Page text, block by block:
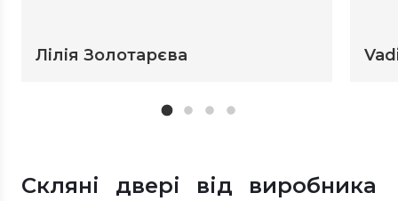
Лілія Золотарєва
Скляні двері від виробника